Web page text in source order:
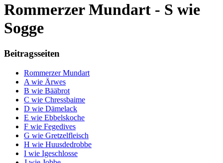
Rommerzer Mundart - S wie
Sogge
Beitragsseiten
Rommerzer Mundart
A wie Ärwes
B wie Bääbrot
C wie Chressbaime
D wie Dämelack
E wie Ebbelskoche
F wie Fegedives
G wie Gretzelfleisch
H wie Huusdedrobbe
I wie Igeschlosse